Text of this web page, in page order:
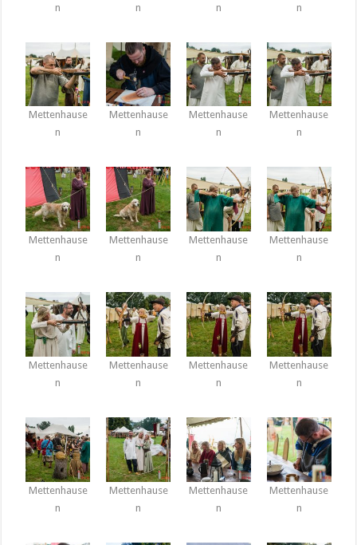
n
n
n
n
Mettenhause
n
Mettenhause
n
Mettenhause
n
Mettenhause
n
Mettenhause
n
Mettenhause
n
Mettenhause
n
Mettenhause
n
Mettenhause
n
Mettenhause
n
Mettenhause
n
Mettenhause
n
Mettenhause
n
Mettenhause
n
Mettenhause
n
Mettenhause
n